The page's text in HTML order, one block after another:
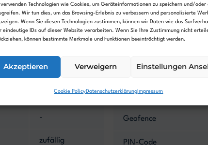
Technologien wie Cookies, um Geräteinformationen zu speichern und/oder
Wir tun dies, um das Browsing-Erlebnis zu verbessern und personalisierte
Wenn Sie diesen Technologien zustimmen, können wir Daten wie das
eindeutige IDs auf dieser Website verarbeiten. Wenn Sie Ihre Zustimmung nicht
können bestimmte Merkmale und Funktionen beeinträchtigt werden.
Akzeptieren Verweigern Einstellungen
Cookie PolicyDatenschutzerklärung Impressum
30 min
-
zufällig
Smarthomefähig
GPS-Diebstahlschutz
Geofence
PIN-Code